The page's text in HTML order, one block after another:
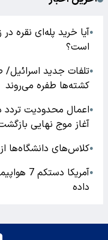
●آیا خرید پله‌ای نقره
است؟
●تلفات جدید
کشته‌ها طفره می‌روند
●
آغاز موج نهایی
●کلاس‌های دانشگاه‌ها
●
آمریکا
داده